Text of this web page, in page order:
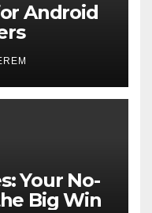
Android
Your No-
Big Win